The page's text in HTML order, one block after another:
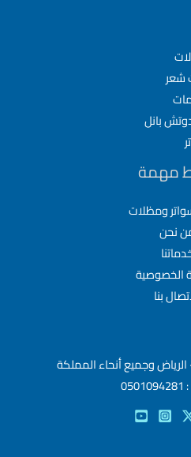
شعر
بانل
مهمة
ومظلات
نحن
الخصوصية
بنا
وجميع أنحاء المملكة